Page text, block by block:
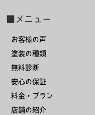
■メニュー
お客様の声
塗装の種類
無料診断
安心の保証
料金・プラン
店舗の紹介